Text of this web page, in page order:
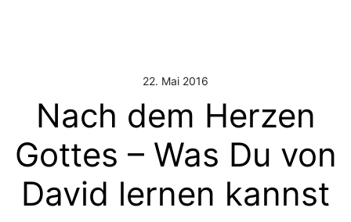
22. Mai 2016
Nach dem Herzen
Gottes – Was Du von
David lernen kannst